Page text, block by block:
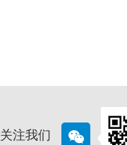
关注我们